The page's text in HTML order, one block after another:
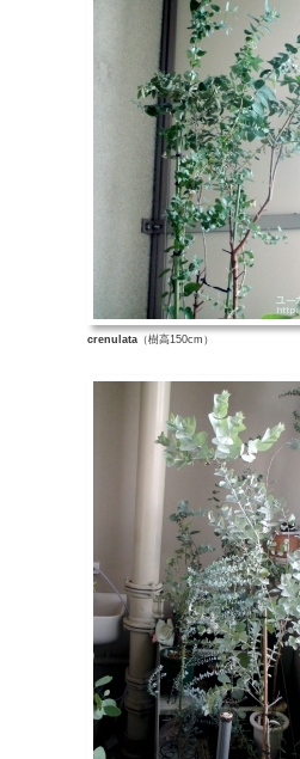
crenulata （樹高150cm）